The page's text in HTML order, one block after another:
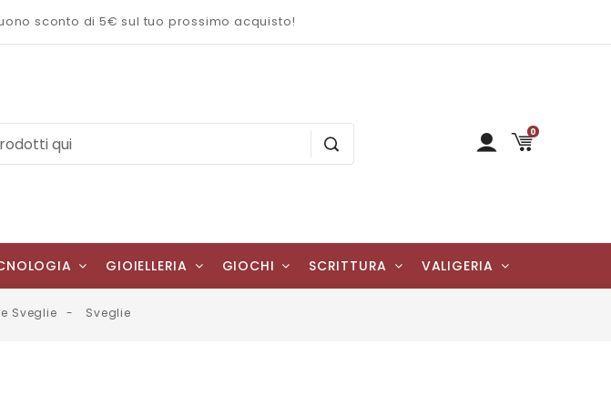
sconto di 5€ sul tuo prossimo acquisto!
0
GIOIELLERIA GIOCHI SCRITTURA VALIGERIA
Sveglie Sveglie